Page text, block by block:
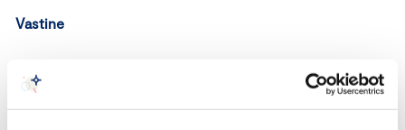
Vastine
Mainoksessa mainostetaan uutta Suomen ainoaa miehille
suunnattua tv-kanavaa. Mainoksessa pyritään
humoristisesti kärjistäen erottamaan uusi kanava muusta